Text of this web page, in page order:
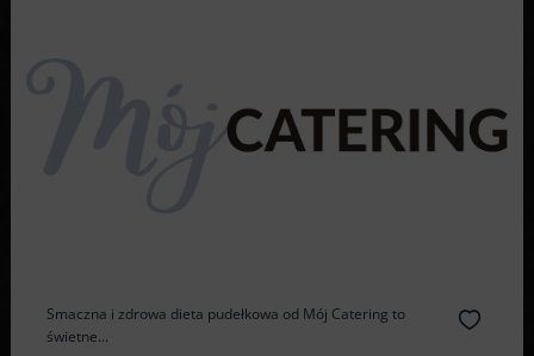
Smaczna i zdrowa dieta pudełkowa od Mój Catering to
świetne...